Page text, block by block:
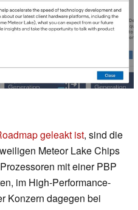
geleakt ist, sind die
Meteor Lake Chips
mit einer PBP
im High-Performance-
Konzern dagegen bei